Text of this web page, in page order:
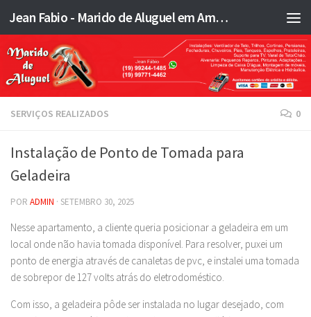
Skip to content Jean Fabio - Marido de Aluguel em Americana SP e região - JFMA
SERVIÇOS REALIZADOS 0
Instalação de Ponto de Tomada para
Geladeira
POR ADMIN · SETEMBRO 30, 2025
Nesse apartamento, a cliente queria posicionar a geladeira em um
local onde não havia tomada disponível. Para resolver, puxei um
ponto de energia através de canaletas de pvc, e instalei uma tomada
de sobrepor de 127 volts atrás do eletrodoméstico.
Com isso, a geladeira pôde ser instalada no lugar desejado, com